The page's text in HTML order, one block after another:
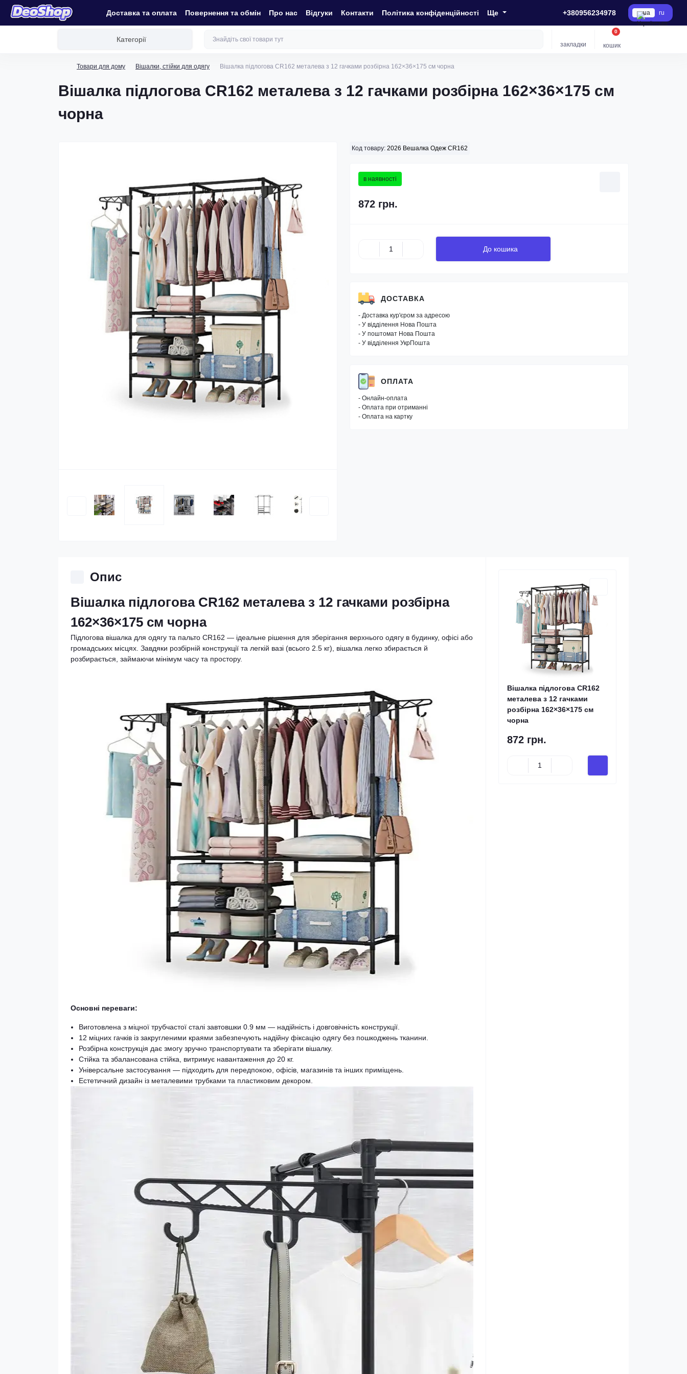
Доставка та оплата Повернення та обмін Про нас Відгуки Контакти Політика конфіденційності Ще +380956234978 ua ru
Категорії
закладки кошик
0
Товари для дому Вішалки, стійки для одягу Вішалка підлогова CR162 металева з 12 гачками розбірна 162×36×175 см чорна
Вішалка підлогова CR162 металева з 12 гачками розбірна 162×36×175 см
чорна
Код товару: 2026 Вешалка Одеж CR162
в наявності
872 грн.
До кошика
ДОСТАВКА
- Доставка кур'єром за адресою
- У відділення Нова Пошта
- У поштомат Нова Пошта
- У відділення УкрПошта
ОПЛАТА
- Онлайн-оплата
- Оплата при отриманні
- Оплата на картку
Опис
Вішалка підлогова CR162 металева з 12 гачками розбірна
162×36×175 см чорна
Підлогова вішалка для одягу та пальто CR162 — ідеальне рішення для зберігання верхнього одягу в будинку, офісі або
громадських місцях. Завдяки розбірній конструкції та легкій вазі (всього 2.5 кг), вішалка легко збирається й
розбирається, займаючи мінімум часу та простору.
Основні переваги:
Виготовлена з міцної трубчастої сталі завтовшки 0.9 мм — надійність і довговічність конструкції.
12 міцних гачків із закругленими краями забезпечують надійну фіксацію одягу без пошкоджень тканини.
Розбірна конструкція дає змогу зручно транспортувати та зберігати вішалку.
Стійка та збалансована стійка, витримує навантаження до 20 кг.
Універсальне застосування — підходить для передпокою, офісів, магазинів та інших приміщень.
Естетичний дизайн із металевими трубками та пластиковим декором.
Вішалка підлогова CR162
металева з 12 гачками
розбірна 162×36×175 см
чорна
872 грн.